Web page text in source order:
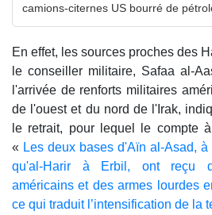
camions-citernes US bourré de
En effet, les sources proches des
le conseiller militaire, Safaa al-
l'arrivée de renforts militaires
de l'ouest et du nord de l'Irak,
le retrait, pour lequel le compte
« Les deux bases d'Aïn al-Asad,
qu'al-Harir à Erbil, ont reçu
américains et des armes lourdes
ce qui traduit l’intensification de la